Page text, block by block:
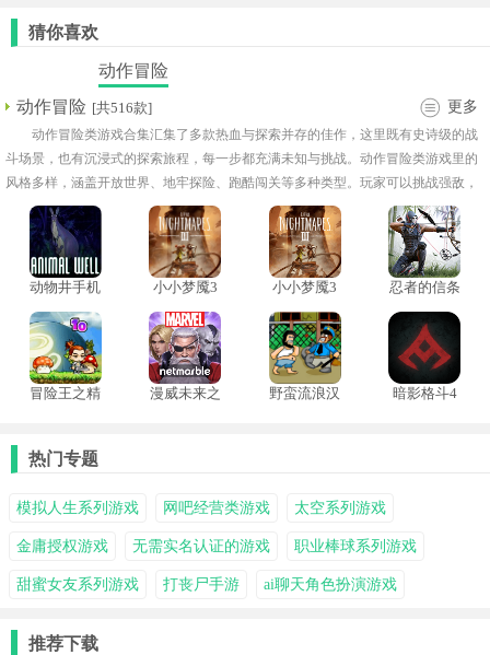
猜你喜欢
动作冒险
动作冒险 [共516款] 更多
动作冒险类游戏合集汇集了多款热血与探索并存的佳作，这里既有史诗级的战
斗场景，也有沉浸式的探索旅程，每一步都充满未知与挑战。动作冒险类游戏里的
风格多样，涵盖开放世界、地牢探险、跑酷闯关等多种类型。玩家可以挑战强敌，
解锁装备技能，不断突破极限。真实的物理打击感与细腻的环境互动，为冒险体验
增添更多临场感。
动物井手机
小小梦魇3
小小梦魇3
忍者的信条
冒险王之精
漫威未来之
野蛮流浪汉
暗影格斗4
热门专题
模拟人生系列游戏 网吧经营类游戏 太空系列游戏
金庸授权游戏 无需实名认证的游戏 职业棒球系列游戏
甜蜜女友系列游戏 打丧尸手游 ai聊天角色扮演游戏
推荐下载